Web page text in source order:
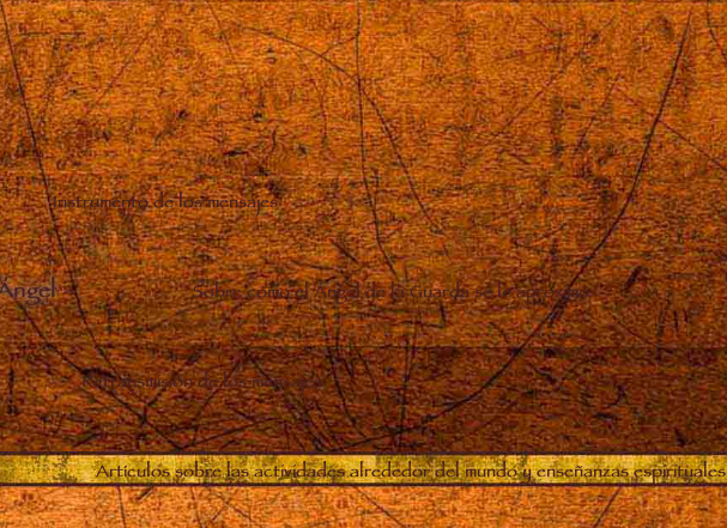
Instrumento de los mensajes
– Sobre cómo el Ángel de la Guarda se le aproximó
Retransmisión de los mensajes
Artículos sobre las actividades alrededor del mundo y enseñanzas espirituales